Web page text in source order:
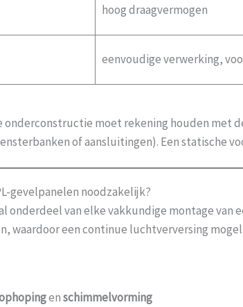
hoog draagvermogen
eenvoudige verwerking,
onderconstructie moet rekening houden met
of aansluitingen). Een statische
gevelpanelen noodzakelijk?
onderdeel van elke vakkundige montage van
waardoor een continue luchtverversing
enschimmelvorming